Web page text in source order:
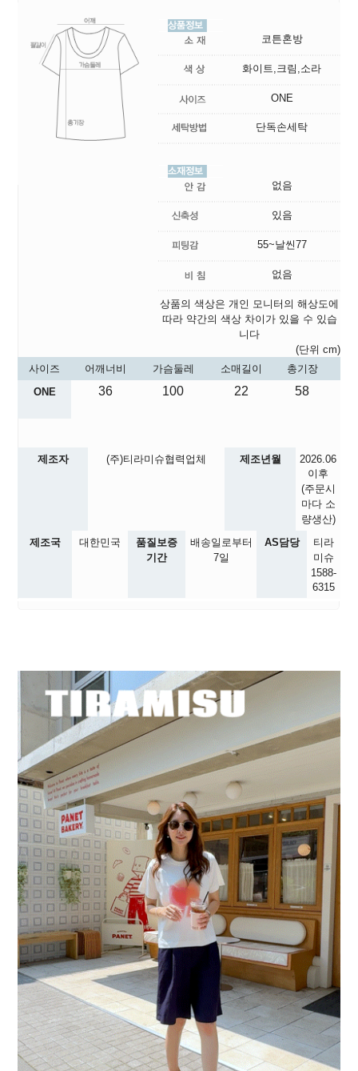
코튼혼방
화이트,크림,소라
ONE
단독손세탁
없음
있음
55~날씬77
없음
상품의 색상은 개인 모니터의 해상도에
따라 약간의 색상 차이가 있을 수 있습
니다
(단위 cm)
사이즈
어깨너비 가슴둘레 소매길이
총기장
ONE
36 100 22 58
제조자 (주)티라미슈협력업체 제조년월
2026.06
이후
(주문시
마다 소
량생산)
제조국
대한민국
품질보증
기간
배송일로부터
7일
AS담당
티라
미슈
1588-
6315